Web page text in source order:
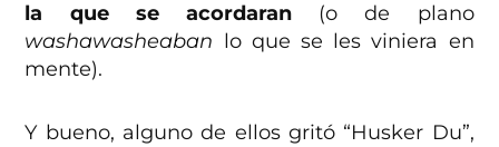
la que se acordaran (o de plano
washawasheaban lo que se les viniera en
mente).
Y bueno, alguno de ellos gritó “Husker Du”,